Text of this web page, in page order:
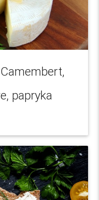
papryka